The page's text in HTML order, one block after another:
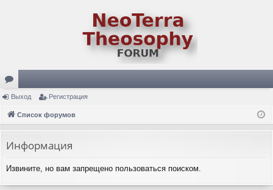
ор
ум
Выход Регистрация
Список форумов
Информация
Извините, но вам запрещено пользоваться поиском.